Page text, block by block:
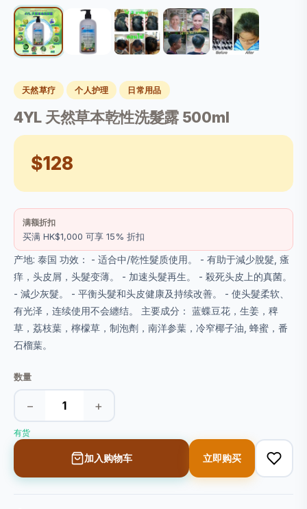
天然草疗 个人护理 日常用品
4YL 天然草本乾性洗髮露 500ml
$128
满额折扣
买满 HK$1,000 可享 15% 折扣
产地: 泰国 功效： - 适合中/乾性髮质使用。 - 有助于減少脫髮, 瘙
痒，头皮屑，头髮变薄。 - 加速头髮再生。 - 殺死头皮上的真菌。
- 減少灰髮。 - 平衡头髮和头皮健康及持续改善。 - 使头髮柔软、
有光泽，连续使用不会纏结。 主要成分： 蓝蝶豆花，生姜，稗
草，荔枝葉，檸檬草，制泡劑，南洋参葉，冷窄椰子油, 蜂蜜，番
石榴葉。
数量
− +
有货
加入购物车 立即购买